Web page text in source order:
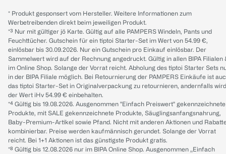
* Produkt gesponsert vom Hersteller. Weitere Informationen zum
Werbetreibenden direkt beim jeweiligen Produkt.
*³ Nur mit gültiger jö Karte. Gültig auf alle PAMPERS Windeln, Pants und
Feuchttücher. Gutschein für ein tiptoi Starter-Set im Wert von 54.99 €,
einlösbar bis 30.09.2026. Nur ein Gutschein pro Einkauf einlösbar. Der
Sammelwert wird auf der Rechnung angedruckt. Gültig in allen BIPA Filialen
im Online Shop. Solange der Vorrat reicht. Abholung des tiptoi Starter Sets
in der BIPA Filiale möglich. Bei Retournierung der PAMPERS Einkäufe ist
das tiptoi Starter-Set in Originalverpackung zu retournieren, andernfalls wird
der Wert iHv 54.99 € einbehalten.
*⁴ Gültig bis 19.08.2026. Ausgenommen "Einfach Preiswert" gekennzeichnete
Produkte, mit SALE gekennzeichnete Produkte, Säuglingsanfangsnahrung,
Baby-Premium-Artikel sowie Pfand. Nicht mit anderen Aktionen und
kombinierbar. Preise werden kaufmännisch gerundet. Solange der Vorrat
reicht. Bei 1+1 Aktionen ist das günstigste Produkt gratis.
*⁸ Gültig bis 12.08.2026 nur im BIPA Online Shop. Ausgenommen „Einfach